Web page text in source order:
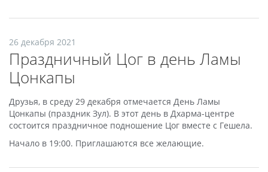
26 декабря 2021
Праздничный Цог в день Ламы
Цонкапы
Друзья, в среду 29 декабря отмечается День Ламы
Цонкапы (праздник Зул). В этот день в Дхарма-центре
состоится праздничное подношение Цог вместе с Гешела.
Начало в 19:00. Приглашаются все желающие.